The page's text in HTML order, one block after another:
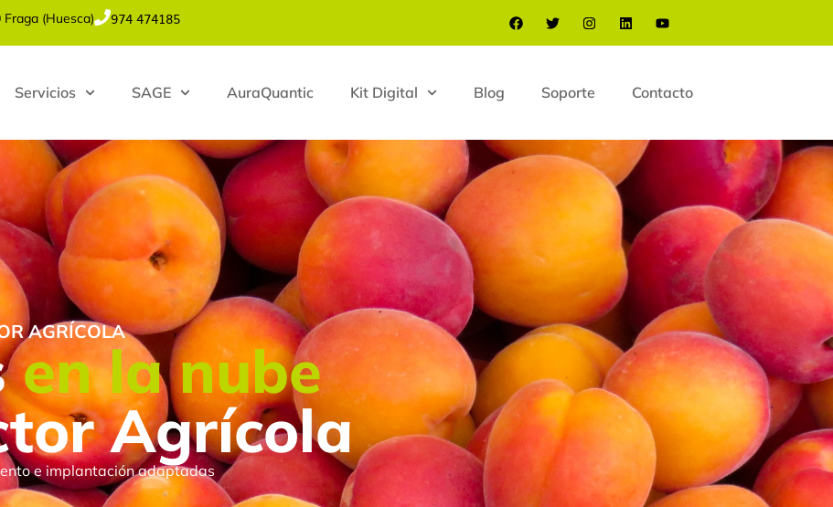
(Huesca) 974 474185
Servicios SAGE AuraQuantic Kit Digital Blog Soporte Contacto
AGRÍCOLA
en la nube
Agrícola
e implantación adaptadas